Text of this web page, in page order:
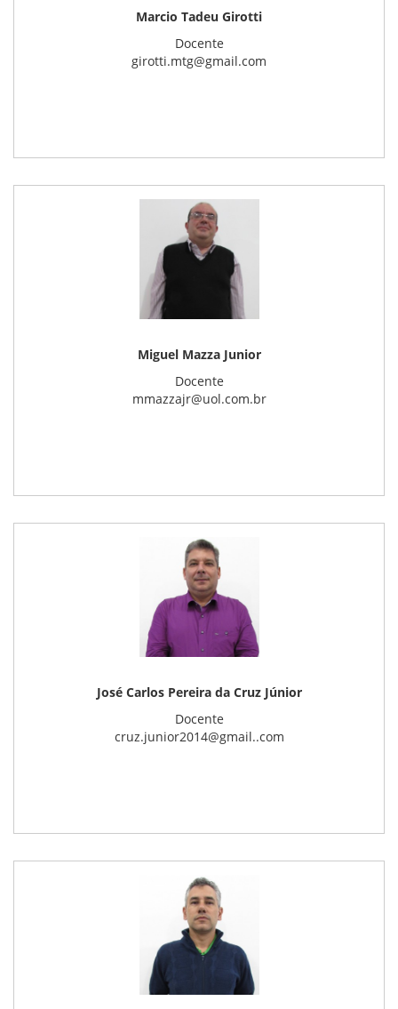
Marcio Tadeu Girotti
Docente
girotti.mtg@gmail.com
Miguel Mazza Junior
Docente
mmazzajr@uol.com.br
José Carlos Pereira da Cruz Júnior
Docente
cruz.junior2014@gmail..com